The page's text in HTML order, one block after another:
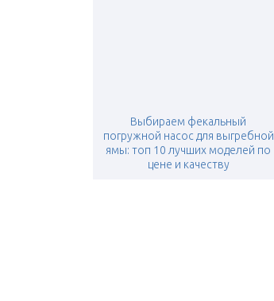
Выбираем фекальный
погружной насос для выгребной
ямы: топ 10 лучших моделей по
цене и качеству